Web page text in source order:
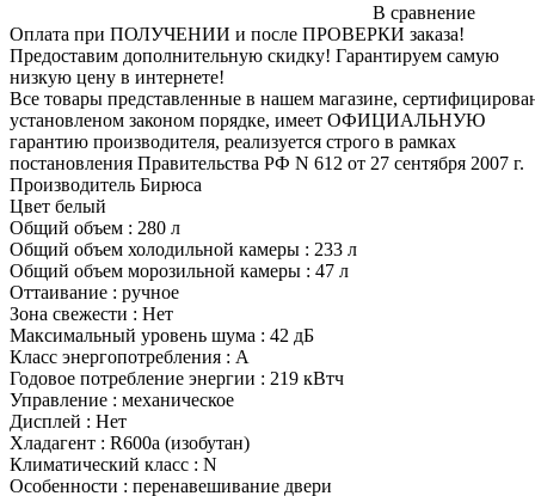
В сравнение
Оплата при ПОЛУЧЕНИИ и после ПРОВЕРКИ заказа!
Предоставим дополнительную скидку! Гарантируем самую
низкую цену в интернете!
Все товары представленные в нашем магазине,
установленом законом порядке, имеет ОФИЦИАЛЬНУЮ
гарантию производителя, реализуется строго в рамках
постановления Правительства РФ N 612 от 27 сентября 2007 г.
Производитель Бирюса
Цвет белый
Общий объем : 280 л
Общий объем холодильной камеры : 233 л
Общий объем морозильной камеры : 47 л
Оттаивание : ручное
Зона свежести : Нет
Максимальный уровень шума : 42 дБ
Класс энергопотребления : A
Годовое потребление энергии : 219 кВтч
Управление : механическое
Дисплей : Нет
Хладагент : R600a (изобутан)
Климатический класс : N
Особенности : перенавешивание двери